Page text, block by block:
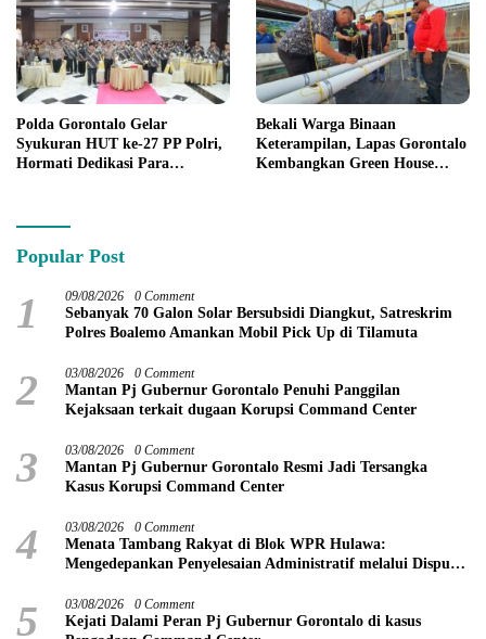
Polda Gorontalo Gelar
Syukuran HUT ke-27 PP Polri,
Hormati Dedikasi Para
Bekali Warga Binaan
Keterampilan, Lapas Gorontalo
Kembangkan Green House
Popular Post
1 09/08/2026 0 Comment
Sebanyak 70 Galon Solar Bersubsidi Diangkut, Satreskrim
Polres Boalemo Amankan Mobil Pick Up di Tilamuta
2 03/08/2026 0 Comment
Mantan Pj Gubernur Gorontalo Penuhi Panggilan
Kejaksaan terkait dugaan Korupsi Command Center
3 03/08/2026 0 Comment
Mantan Pj Gubernur Gorontalo Resmi Jadi Tersangka
Kasus Korupsi Command Center
4 03/08/2026 0 Comment
Menata Tambang Rakyat di Blok WPR Hulawa:
Mengedepankan Penyelesaian Administratif melalui Dispute
5 03/08/2026 0 Comment
Kejati Dalami Peran Pj Gubernur Gorontalo di kasus